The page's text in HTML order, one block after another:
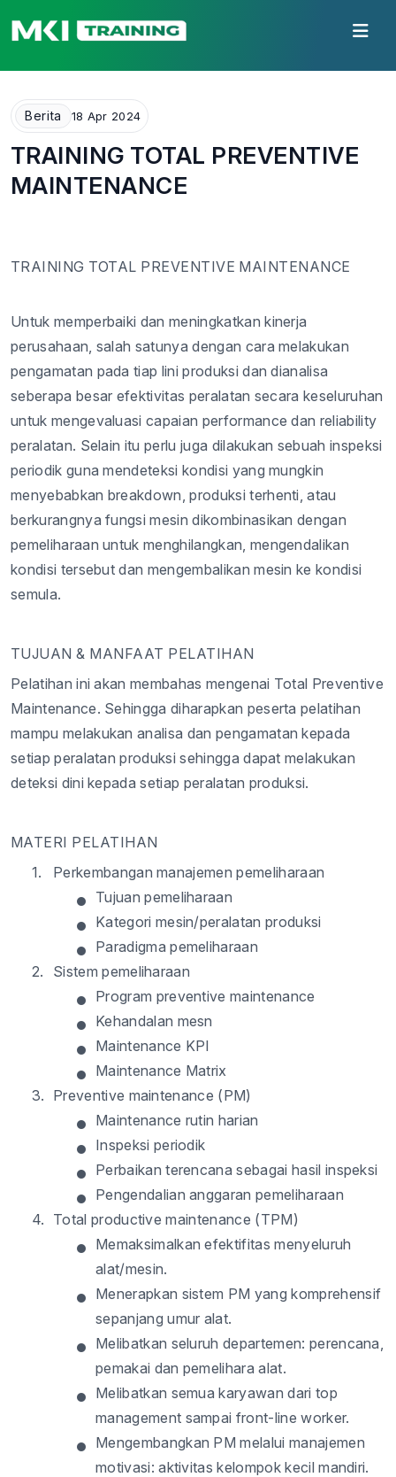
Berita 18 Apr 2024
TRAINING TOTAL PREVENTIVE
MAINTENANCE
TRAINING TOTAL PREVENTIVE MAINTENANCE
Untuk memperbaiki dan meningkatkan kinerja
perusahaan, salah satunya dengan cara melakukan
pengamatan pada tiap lini produksi dan dianalisa
seberapa besar efektivitas peralatan secara keseluruhan
untuk mengevaluasi capaian performance dan reliability
peralatan. Selain itu perlu juga dilakukan sebuah inspeksi
periodik guna mendeteksi kondisi yang mungkin
menyebabkan breakdown, produksi terhenti, atau
berkurangnya fungsi mesin dikombinasikan dengan
pemeliharaan untuk menghilangkan, mengendalikan
kondisi tersebut dan mengembalikan mesin ke kondisi
semula.
TUJUAN & MANFAAT PELATIHAN
Pelatihan ini akan membahas mengenai Total Preventive
Maintenance. Sehingga diharapkan peserta pelatihan
mampu melakukan analisa dan pengamatan kepada
setiap peralatan produksi sehingga dapat melakukan
deteksi dini kepada setiap peralatan produksi.
MATERI PELATIHAN
1.
Perkembangan manajemen pemeliharaan
• Tujuan pemeliharaan
• Kategori mesin/peralatan produksi
• Paradigma pemeliharaan
2.
Sistem pemeliharaan
• Program preventive maintenance
• Kehandalan mesn
• Maintenance KPI
• Maintenance Matrix
3. Preventive maintenance (PM)
• Maintenance rutin harian
• Inspeksi periodik
• Perbaikan terencana sebagai hasil inspeksi
• Pengendalian anggaran pemeliharaan
4. Total productive maintenance (TPM)
• Memaksimalkan efektifitas menyeluruh
alat/mesin.
• Menerapkan sistem PM yang komprehensif
sepanjang umur alat.
• Melibatkan seluruh departemen: perencana,
pemakai dan pemelihara alat.
• Melibatkan semua karyawan dari top
management sampai front-line worker.
• Mengembangkan PM melalui manajemen
motivasi: aktivitas kelompok kecil mandiri.